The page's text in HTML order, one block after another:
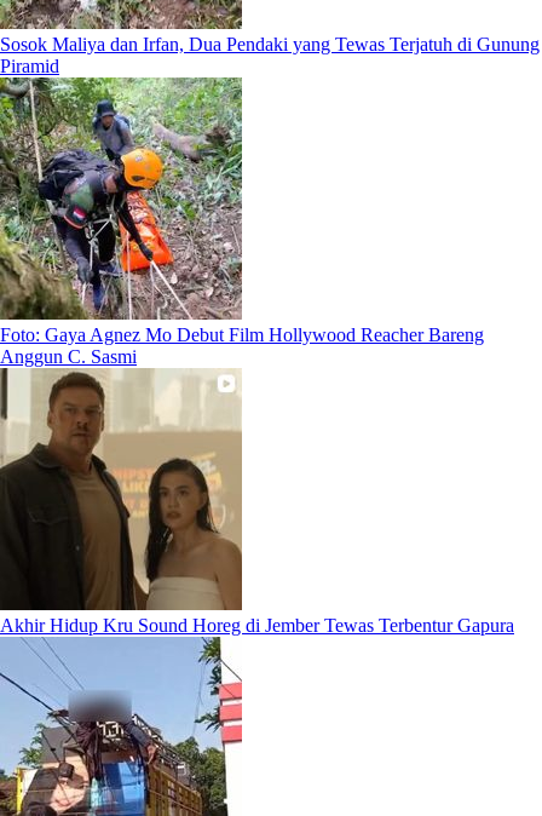
Sosok Maliya dan Irfan, Dua Pendaki yang Tewas Terjatuh di Gunung
Piramid
Foto: Gaya Agnez Mo Debut Film Hollywood Reacher Bareng
Anggun C. Sasmi
Akhir Hidup Kru Sound Horeg di Jember Tewas Terbentur Gapura